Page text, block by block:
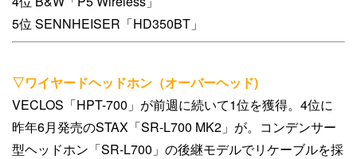
5位 SENNHEISER「HD350BT」
▽ワイヤードヘッドホン（オーバーヘッド)
VECLOS「HPT-700」が前週に続いて1位を獲得。4位に
昨年6月発売のSTAX「SR-L700 MK2」が。コンデンサー
型ヘッドホン「SR-L700」の後継モデルでリケーブルを採